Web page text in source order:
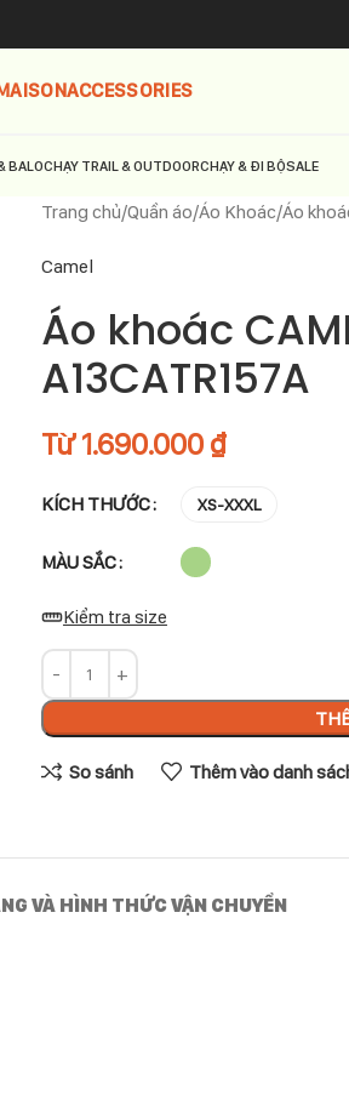
ACCESSORIES
BALOCHẠY TRAIL & OUTDOORCHẠY & ĐI BỘSALE
Trang chủ Quần áo Áo Khoác Áo
Camel
Áo khoác
A13CATR157A
Từ1.690.000 ₫
KÍCH THƯỚC XS-XXXL
MÀU SẮC
Kiểm tra size
So sánh Thêm vào danh
VÀ HÌNH THỨC VẬN CHUYỂN